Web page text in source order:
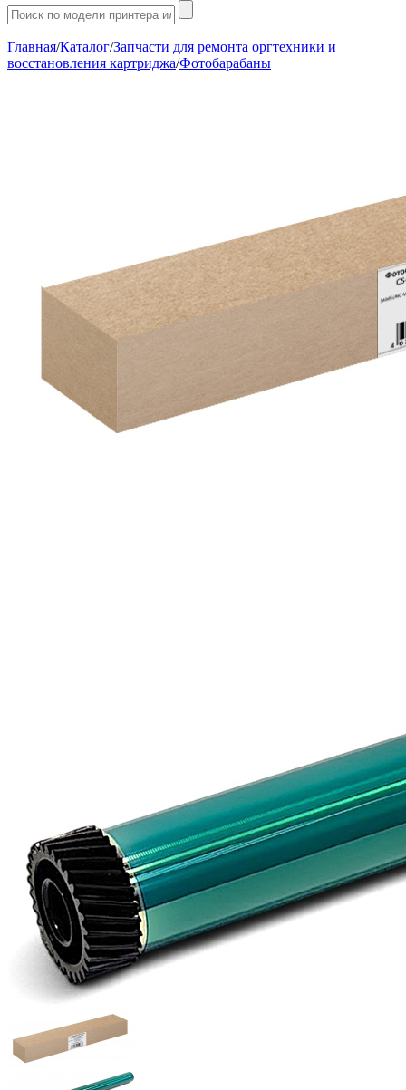
Главная/Каталог/Запчасти для ремонта оргтехники и
восстановления картриджа/Фотобарабаны